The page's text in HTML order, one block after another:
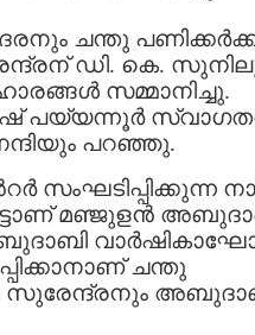
ചന്തു
ഡി. കെ.
സമ്മാനിച്ചു.
പയ്യന്നൂര്‍
പറഞ്ഞു.
മഞ്ജുളന്‍
ചന്തു
സുരേന്ദ്രനും